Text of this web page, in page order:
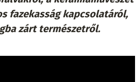
fazekasság kapcsolatáról,
zárt természetről.